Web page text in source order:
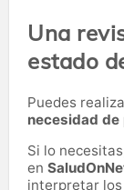
Una
estado
Puedes
necesidad
Si lo
en
interpretar